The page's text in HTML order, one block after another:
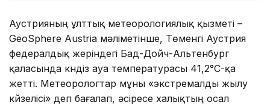
Аустрияның ұлттық метеорологиялық қызметі –
GeoSphere Austria мәліметінше, Төменгі Аустрия
федералдық жеріндегі Бад-Дойч-Альтенбург
қаласында күндіз ауа температурасы 41,2°C-қа
жетті. Метеорологтар мұны «экстремалды жылу
күйзелісі» деп бағалап, әсіресе халықтың осал